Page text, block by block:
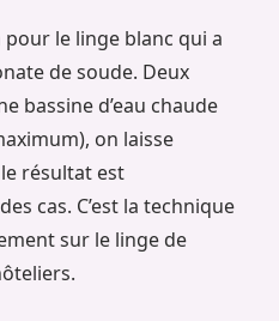
le linge blanc qui a
de soude. Deux
bassine d’eau chaude
on laisse
résultat est
cas. C’est la technique
sur le linge de